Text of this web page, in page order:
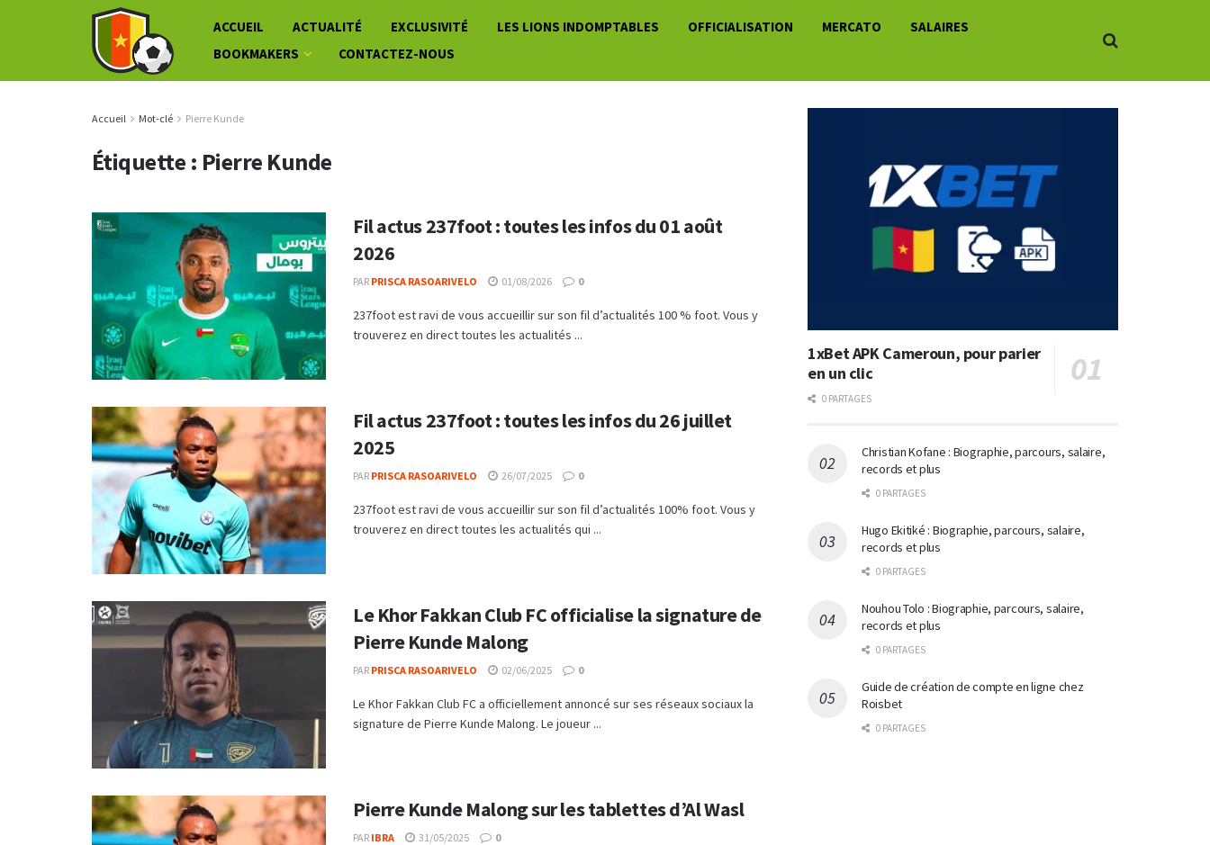
ACCUEIL ACTUALITÉ EXCLUSIVITÉ LES LIONS INDOMPTABLES OFFICIALISATION MERCATO
SALAIRES
BOOKMAKERS
CONTACTEZ-NOUS
Accueil Mot-clé Pierre Kunde
Étiquette : Pierre Kunde
Fil actus 237foot : toutes les infos du 01 août
2026
PAR PRISCA RASOARIVELO 01/08/2026 0
237foot est ravi de vous accueillir sur son fil d’actualités 100 % foot. Vous y
trouverez en direct toutes les actualités ...
Fil actus 237foot : toutes les infos du 26 juillet
2025
PAR PRISCA RASOARIVELO 26/07/2025 0
237foot est ravi de vous accueillir sur son fil d’actualités 100% foot. Vous y
trouverez en direct toutes les actualités qui ...
Le Khor Fakkan Club FC officialise la signature de
Pierre Kunde Malong
PAR PRISCA RASOARIVELO 02/06/2025 0
Le Khor Fakkan Club FC a officiellement annoncé sur ses réseaux sociaux la
signature de Pierre Kunde Malong. Le joueur ...
Pierre Kunde Malong sur les tablettes d’Al Wasl
PAR IBRA 31/05/2025 0
1xBet APK Cameroun, pour parier
en un clic
0 PARTAGES
Christian Kofane : Biographie, parcours, salaire,
records et plus
0 PARTAGES
Hugo Ekitiké : Biographie, parcours, salaire,
records et plus
0 PARTAGES
Nouhou Tolo : Biographie, parcours, salaire,
records et plus
0 PARTAGES
Guide de création de compte en ligne chez
Roisbet
0 PARTAGES